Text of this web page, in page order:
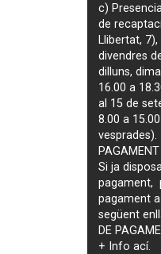
c)
de
Llibertat,
divendres
dilluns,
16.00 a
al 15 de
8.00 a
vesprades).
Si ja
pagament,
pagament
següent
DE
+ Infoací.